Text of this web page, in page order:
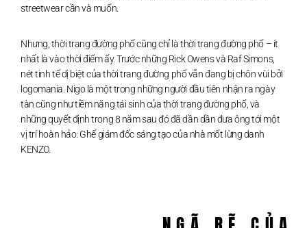
streetwear cần và muốn.
Nhưng, thời trang đường phố cũng chỉ là thời trang đường phố – ít
nhất là vào thời điểm ấy. Trước những Rick Owens và Raf Simons,
nét tinh tế dị biệt của thời trang đường phố vẫn đang bị chôn vùi bởi
logomania. Nigo là một trong những người đầu tiên nhận ra ngày
tàn cũng như tiềm năng tái sinh của thời trang đường phố, và
những quyết định trong 8 năm sau đó đã dần dần đưa ông tới một
vị trí hoàn hảo: Ghế giám đốc sáng tạo của nhà mốt lừng danh
KENZO.